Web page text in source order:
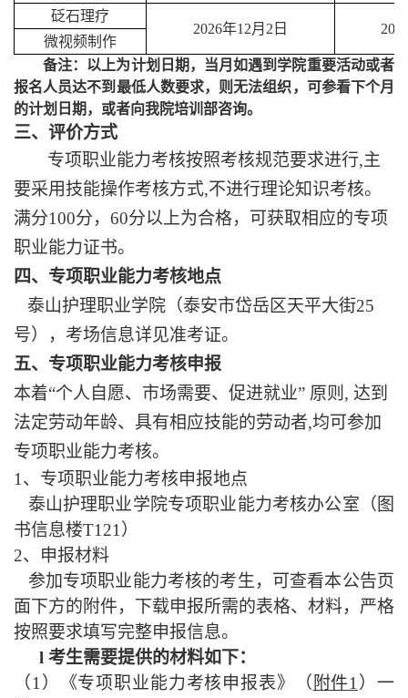
砭石理疗
2026年12月2日
微视频制作
备注：以上为计划日期，当月如遇到学院重要活动或者
报名人员达不到最低人数要求，则无法组织，可参看下个月
的计划日期，或者向我院培训部咨询。
三、 评价方式
专项职业能力考核按照考核规范要求进行,主
要采用技能操作考核方式,不进行理论知识考核。
满分100分，60分以上为合格，可获取相应的专项
职业能力证书。
四、专项职业能力考核地点
泰山护理职业学院（泰安市岱岳区天平大街25
号），考场信息详见准考证。
五、专项职业能力考核申报
本着“个人自愿、市场需要、促进就业” 原则, 达到
法定劳动年龄、具有相应技能的劳动者,均可参加
专项职业能力考核。
1、专项职业能力考核申报地点
泰山护理职业学院专项职业能力考核办公室（图
书信息楼T121）
2、申报材料
参加专项职业能力考核的考生，可查看本公告页
面下方的附件，下载申报所需的表格、材料，严格
按照要求填写完整申报信息。
l 考生需要提供的材料如下：
（1）《专项职业能力考核申报表》（ 附件1）一